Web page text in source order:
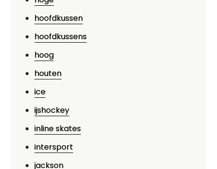
hoofdkussen
hoofdkussens
hoog
houten
ice
ijshockey
inline skates
intersport
jackson